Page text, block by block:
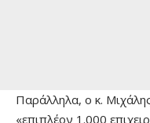
Παράλληλα, ο κ.
«επιπλέον 1.000